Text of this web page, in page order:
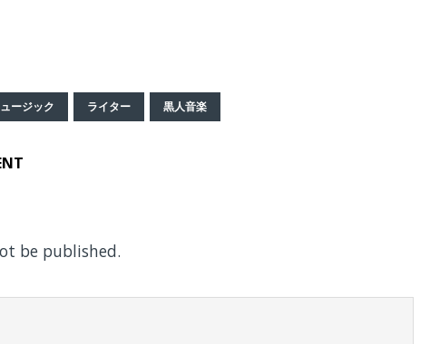
ージック ライター 黒人音楽
be published.